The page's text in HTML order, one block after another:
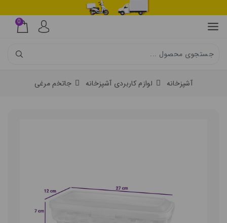
0
آشپزخانه لوازم کاربردی آشپزخانه جاتخم مرغی